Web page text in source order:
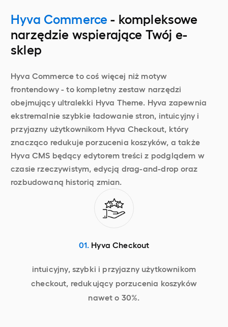
Hyva Commerce - kompleksowe
narzędzie wspierające Twój e-
sklep
Hyva Commerce to coś więcej niż motyw
frontendowy - to kompletny zestaw narzędzi
obejmujący ultralekki Hyva Theme. Hyva zapewnia
ekstremalnie szybkie ładowanie stron, intuicyjny i
przyjazny użytkownikom Hyva Checkout, który
znacząco redukuje porzucenia koszyków, a także
Hyva CMS będący edytorem treści z podglądem w
czasie rzeczywistym, edycją drag-and-drop oraz
rozbudowaną historią zmian.
01. Hyva Checkout
intuicyjny, szybki i przyjazny użytkownikom
checkout, redukujący porzucenia koszyków
nawet o 30%.